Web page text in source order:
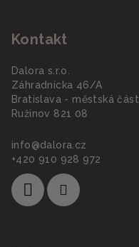
Kontakt
Dalora s.r.o.
Záhradnícka 46/A
Bratislava - městská část
Ružinov 821 08
info@dalora.cz
+420 910 928 972